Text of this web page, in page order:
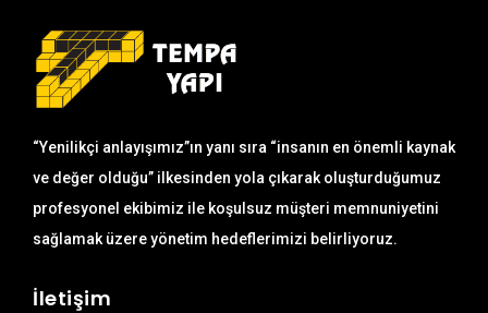
“Yenilikçi anlayışımız”ın yanı sıra “insanın en önemli kaynak
ve değer olduğu” ilkesinden yola çıkarak oluşturduğumuz
profesyonel ekibimiz ile koşulsuz müşteri memnuniyetini
sağlamak üzere yönetim hedeflerimizi belirliyoruz.
İletişim